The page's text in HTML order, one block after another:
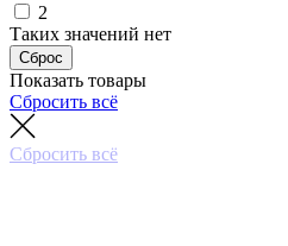
2
Таких значений нет
Сброс
Показать товары
Сбросить всё
Сбросить всё